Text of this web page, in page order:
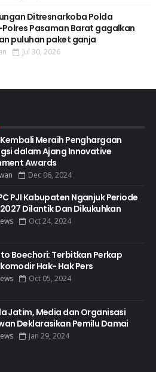
Ditresnarkoba Polda
Pasaman Barat gagalkan
puluhan paket ganja
Jul 30, 2026
Kembali Meraih Penghargaan
dalam Ajang Innovative
Awards
Dec 06, 2024
PJI Kabupaten Nganjuk Periode
Dilantik Dan Dikukuhkan
Oct 24, 2024
Boechori: Terbitkan Perkap
Hak- Hak Pers
Oct 05, 2024
Jatim, Media dan Organisasi
Deklarasikan Pemilu Damai
Jan 29, 2024